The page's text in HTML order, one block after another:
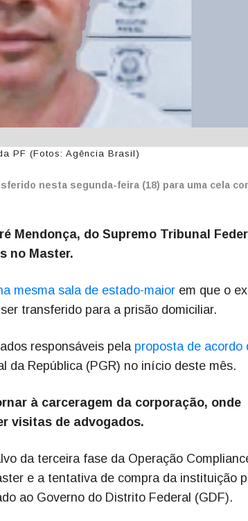
PF (Fotos: Agência Brasil)
nesta segunda-feira (18) para uma cela
Mendonça, do Supremo Tribunal
no Master.
mesma sala de estado-maior em que o
transferido para a prisão domiciliar.
responsáveis pela proposta de acordo
da República (PGR) no início deste mês.
à carceragem da corporação, onde
visitas de advogados.
da terceira fase da Operação
e a tentativa de compra da instituição
ao Governo do Distrito Federal (GDF).